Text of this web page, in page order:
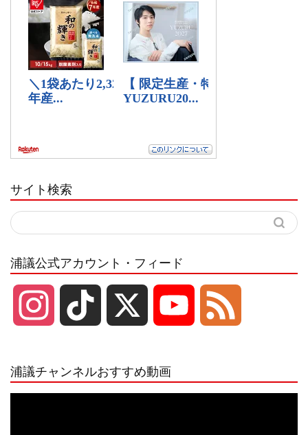
サイト検索
浦議公式アカウント・フィード
浦議チャンネルおすすめ動画